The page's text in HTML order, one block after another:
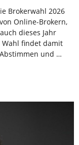
Brokerwahl 2026
Online-Brokern,
dieses Jahr
findet damit
und …